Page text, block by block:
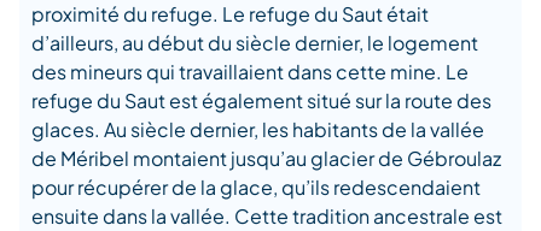
proximité du refuge. Le refuge du Saut était
d’ailleurs, au début du siècle dernier, le logement
des mineurs qui travaillaient dans cette mine. Le
refuge du Saut est également situé sur la route des
glaces. Au siècle dernier, les habitants de la vallée
de Méribel montaient jusqu’au glacier de Gébroulaz
pour récupérer de la glace, qu’ils redescendaient
ensuite dans la vallée. Cette tradition ancestrale est